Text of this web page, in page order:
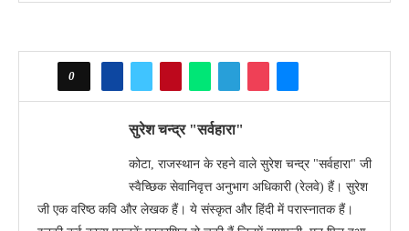
0
सुरेश चन्द्र "सर्वहारा"
कोटा, राजस्थान के रहने वाले सुरेश चन्द्र "सर्वहारा" जी
स्वैच्छिक सेवानिवृत्त अनुभाग अधिकारी (रेलवे) हैं। सुरेश
जी एक वरिष्ठ कवि और लेखक हैं। ये संस्कृत और हिंदी में परास्नातक हैं।